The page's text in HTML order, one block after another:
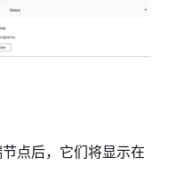
点后，它们将显示在